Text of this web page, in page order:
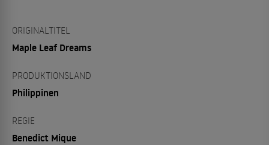
ORIGINALTITEL
Maple Leaf Dreams
PRODUKTIONSLAND
Philippinen
REGIE
Benedict Mique